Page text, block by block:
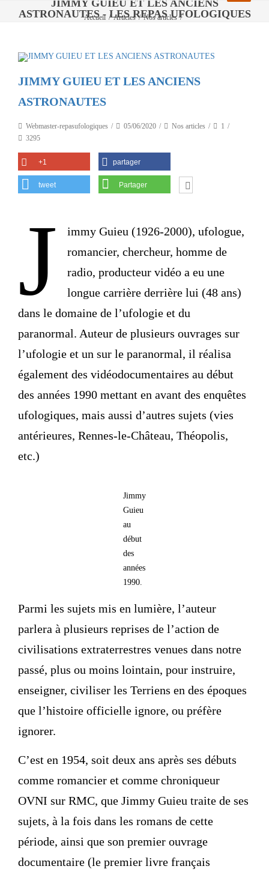
JIMMY GUIEU ET LES ANCIENS
ASTRONAUTES - LES REPAS UFOLOGIQUES
Accueil / Articles / Nos articles /
JIMMY GUIEU ET LES ANCIENS
ASTRONAUTES
Webmaster-repasufologiques 05/06/2020 Nos articles
1
3295
+1 partager
tweet Partager
J
immy Guieu (1926-2000), ufologue,
romancier, chercheur, homme de
radio, producteur vidéo a eu une
longue carrière derrière lui (48 ans)
dans le domaine de l’ufologie et du
paranormal. Auteur de plusieurs ouvrages sur
l’ufologie et un sur le paranormal, il réalisa
également des vidéodocumentaires au début
des années 1990 mettant en avant des enquêtes
ufologiques, mais aussi d’autres sujets (vies
antérieures, Rennes-le-Château, Théopolis,
etc.)
Jimmy
Guieu
au
début
des
années
1990.
Parmi les sujets mis en lumière, l’auteur
parlera à plusieurs reprises de l’action de
civilisations extraterrestres venues dans notre
passé, plus ou moins lointain, pour instruire,
enseigner, civiliser les Terriens en des époques
que l’histoire officielle ignore, ou préfère
ignorer.
C’est en 1954, soit deux ans après ses débuts
comme romancier et comme chroniqueur
OVNI sur RMC, que Jimmy Guieu traite de ses
sujets, à la fois dans les romans de cette
période, ainsi que son premier ouvrage
documentaire (le premier livre français